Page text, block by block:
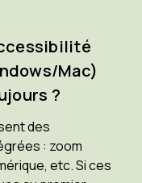
Mac)
?
des
: zoom
etc. Si ces